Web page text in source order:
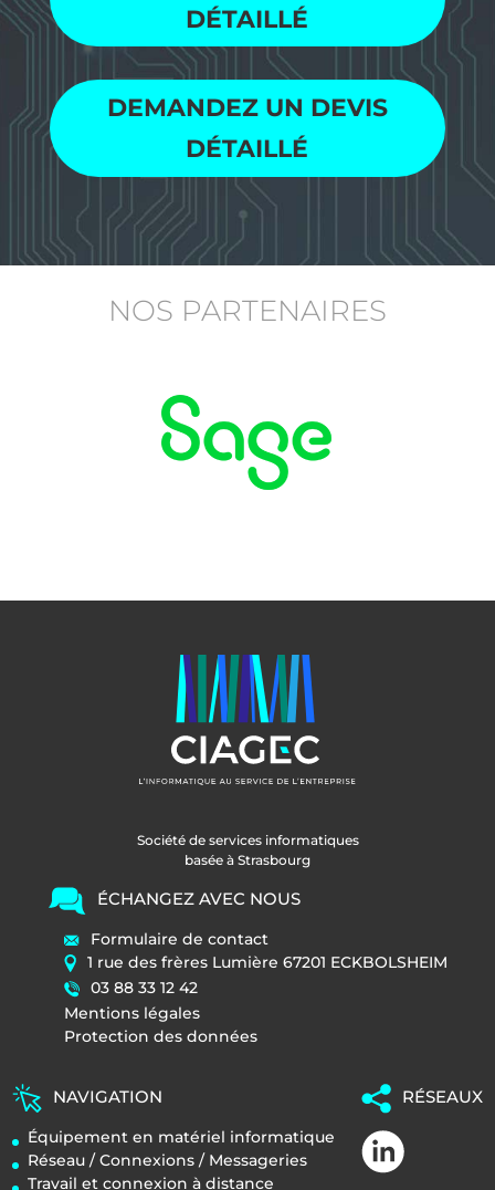
DÉTAILLÉ
DEMANDEZ UN DEVIS
DÉTAILLÉ
NOS PARTENAIRES
Société de services informatiques
basée à Strasbourg
ÉCHANGEZ AVEC NOUS
Formulaire de contact
1 rue des frères Lumière 67201 ECKBOLSHEIM
03 88 33 12 42
Mentions légales
Protection des données
NAVIGATION
Équipement en matériel informatique
Réseau / Connexions / Messageries
Travail et connexion à distance
RÉSEAUX